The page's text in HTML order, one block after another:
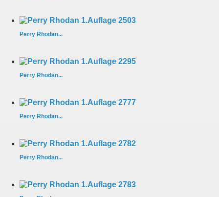
Perry Rhodan...
Perry Rhodan...
Perry Rhodan...
Perry Rhodan...